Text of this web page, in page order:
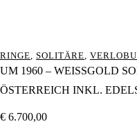
RINGE, SOLITÄRE,
UM 1960 – WEISSGOLD
STERREICH INKL.
€ 6.700,00